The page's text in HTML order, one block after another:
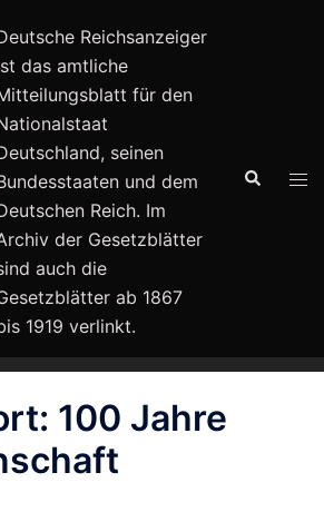
Reichsanzeiger
das amtliche
für den
seinen
und dem
Reich. Im
der Gesetzblätter
auch die
ab 1867
1919 verlinkt.
Suche
100 Jahre